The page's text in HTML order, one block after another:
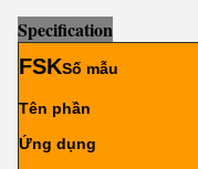
Specification
FSKSố mẫu
Tên phần
Ứng dụng